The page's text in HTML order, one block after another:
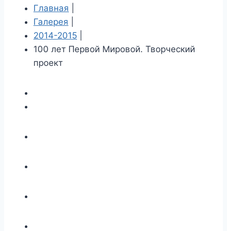
Главная
Галерея
2014-2015
100 лет Первой Мировой. Творческий
проект